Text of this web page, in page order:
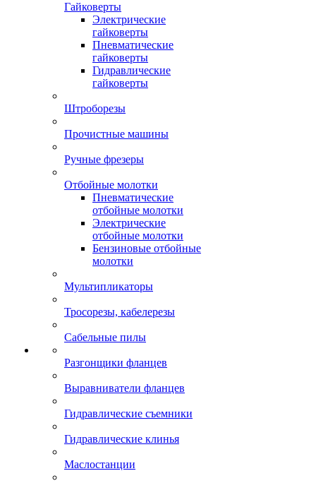
Гайковерты
Электрические
гайковерты
Пневматические
гайковерты
Гидравлические
гайковерты
Штроборезы
Прочистные машины
Ручные фрезеры
Отбойные молотки
Пневматические
отбойные молотки
Электрические
отбойные молотки
Бензиновые отбойные
молотки
Мультипликаторы
Тросорезы, кабелерезы
Сабельные пилы
Разгонщики фланцев
Выравниватели фланцев
Гидравлические съемники
Гидравлические клинья
Маслостанции